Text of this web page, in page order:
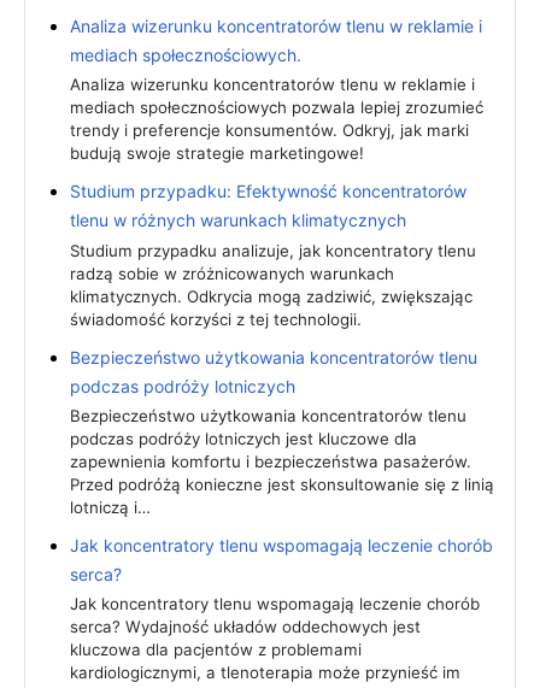
Analiza wizerunku koncentratorów tlenu w reklamie i
mediach społecznościowych.
Analiza wizerunku koncentratorów tlenu w reklamie i
mediach społecznościowych pozwala lepiej zrozumieć
trendy i preferencje konsumentów. Odkryj, jak marki
budują swoje strategie marketingowe!
Studium przypadku: Efektywność koncentratorów
tlenu w różnych warunkach klimatycznych
Studium przypadku analizuje, jak koncentratory tlenu
radzą sobie w zróżnicowanych warunkach
klimatycznych. Odkrycia mogą zadziwić, zwiększając
świadomość korzyści z tej technologii.
Bezpieczeństwo użytkowania koncentratorów tlenu
podczas podróży lotniczych
Bezpieczeństwo użytkowania koncentratorów tlenu
podczas podróży lotniczych jest kluczowe dla
zapewnienia komfortu i bezpieczeństwa pasażerów.
Przed podróżą konieczne jest skonsultowanie się z linią
lotniczą i…
Jak koncentratory tlenu wspomagają leczenie chorób
serca?
Jak koncentratory tlenu wspomagają leczenie chorób
serca? Wydajność układów oddechowych jest
kluczowa dla pacjentów z problemami
kardiologicznymi, a tlenoterapia może przynieść im